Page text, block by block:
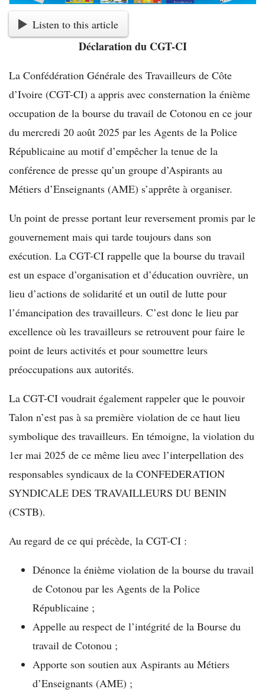
Listen to this article
Déclaration du CGT-CI
La Confédération Générale des Travailleurs de Côte
d’Ivoire (CGT-CI) a appris avec consternation la énième
occupation de la bourse du travail de Cotonou en ce jour
du mercredi 20 août 2025 par les Agents de la Police
Républicaine au motif d’empêcher la tenue de la
conférence de presse qu’un groupe d’Aspirants au
Métiers d’Enseignants (AME) s’apprête à organiser.
Un point de presse portant leur reversement promis par le
gouvernement mais qui tarde toujours dans son
exécution. La CGT-CI rappelle que la bourse du travail
est un espace d’organisation et d’éducation ouvrière, un
lieu d’actions de solidarité et un outil de lutte pour
l’émancipation des travailleurs. C’est donc le lieu par
excellence où les travailleurs se retrouvent pour faire le
point de leurs activités et pour soumettre leurs
préoccupations aux autorités.
La CGT-CI voudrait également rappeler que le pouvoir
Talon n’est pas à sa première violation de ce haut lieu
symbolique des travailleurs. En témoigne, la violation du
1er mai 2025 de ce même lieu avec l’interpellation des
responsables syndicaux de la CONFEDERATION
SYNDICALE DES TRAVAILLEURS DU BENIN
(CSTB).
Au regard de ce qui précède, la CGT-CI :
Dénonce la énième violation de la bourse du travail
de Cotonou par les Agents de la Police
Républicaine ;
Appelle au respect de l’intégrité de la Bourse du
travail de Cotonou ;
Apporte son soutien aux Aspirants au Métiers
d’Enseignants (AME) ;